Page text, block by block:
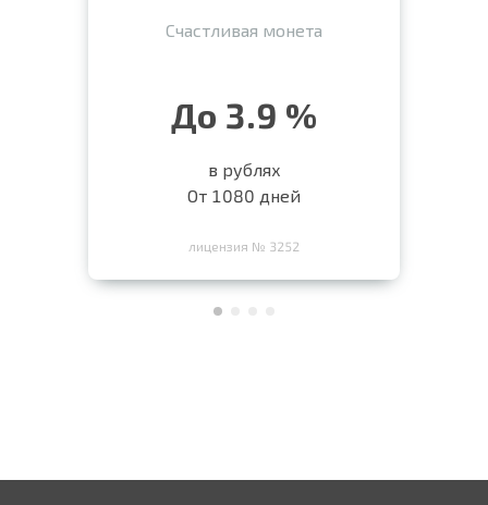
Счастливая монета
До 3.9 %
в рублях
От 1080 дней
лицензия № 3252